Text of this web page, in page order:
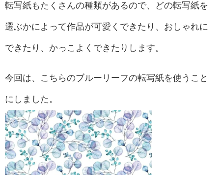
転写紙もたくさんの種類があるので、どの転写紙を
選ぶかによって作品が可愛くできたり、おしゃれに
できたり、かっこよくできたりします。
今回は、こちらのブルーリーフの転写紙を使うこと
にしました。